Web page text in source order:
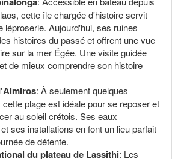
cette île chargée d'histoire servit
léproserie. Aujourd'hui, ses ruines
histoires du passé et offrent une vue
sur la mer Égée. Une visite guidée
de mieux comprendre son histoire
: À seulement quelques
plage est idéale pour se reposer et
au soleil crétois. Ses eaux
ses installations en font un lieu parfait
de détente.
du plateau de Lassithi: Les